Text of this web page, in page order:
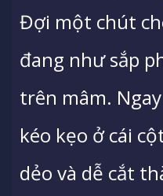
Đợi một chút
đang như sắp
trên mâm.
kéo kẹo ở cái
dẻo và dễ cắt